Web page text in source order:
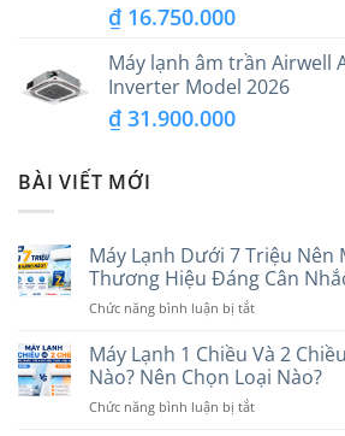
₫ 16.750.000
Máy lạnh âm trần Airwell
Inverter Model 2026
₫ 31.900.000
BÀI VIẾT MỚI
Máy Lạnh Dưới 7 Triệu Nên
Thương Hiệu Đáng Cân
Chức năng bình luận bị tắtở
Lạnh
Dưới
7
Triệu
Máy Lạnh 1 Chiều Và 2
Nào? Nên Chọn Loại Nào?
Chức năng bình luận bị tắtở